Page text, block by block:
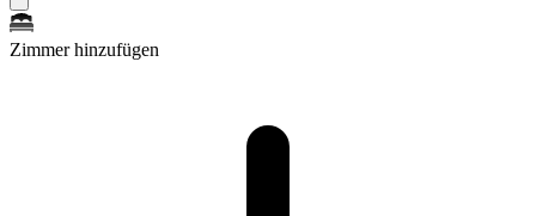
Zimmer hinzufügen